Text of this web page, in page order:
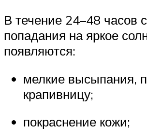
В течение 24–48 часов
попадания на яркое
появляются:
мелкие высыпания,
крапивницу;
покраснение кожи;